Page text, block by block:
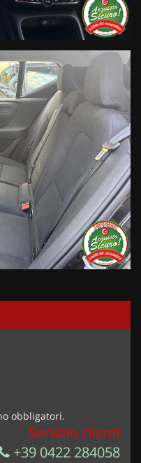
obbligatori.
Servizio clienti
+39 0422 284058